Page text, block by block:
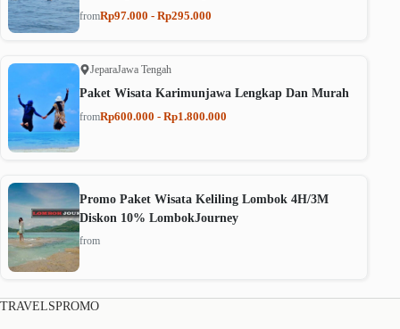
fromRp97.000 - Rp295.000
JeparaJawa Tengah
Paket Wisata Karimunjawa Lengkap Dan Murah
fromRp600.000 - Rp1.800.000
Promo Paket Wisata Keliling Lombok 4H/3M
Diskon 10% LombokJourney
from
TRAVELSPROMO